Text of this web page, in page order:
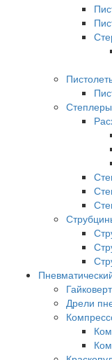
Степлеры
Дрели